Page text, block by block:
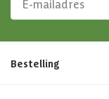
Bestelling